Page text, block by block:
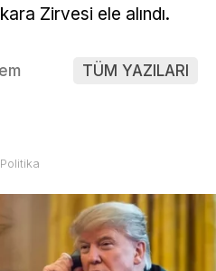
Zirvesi ele alındı.
TÜM YAZILARI
Politika